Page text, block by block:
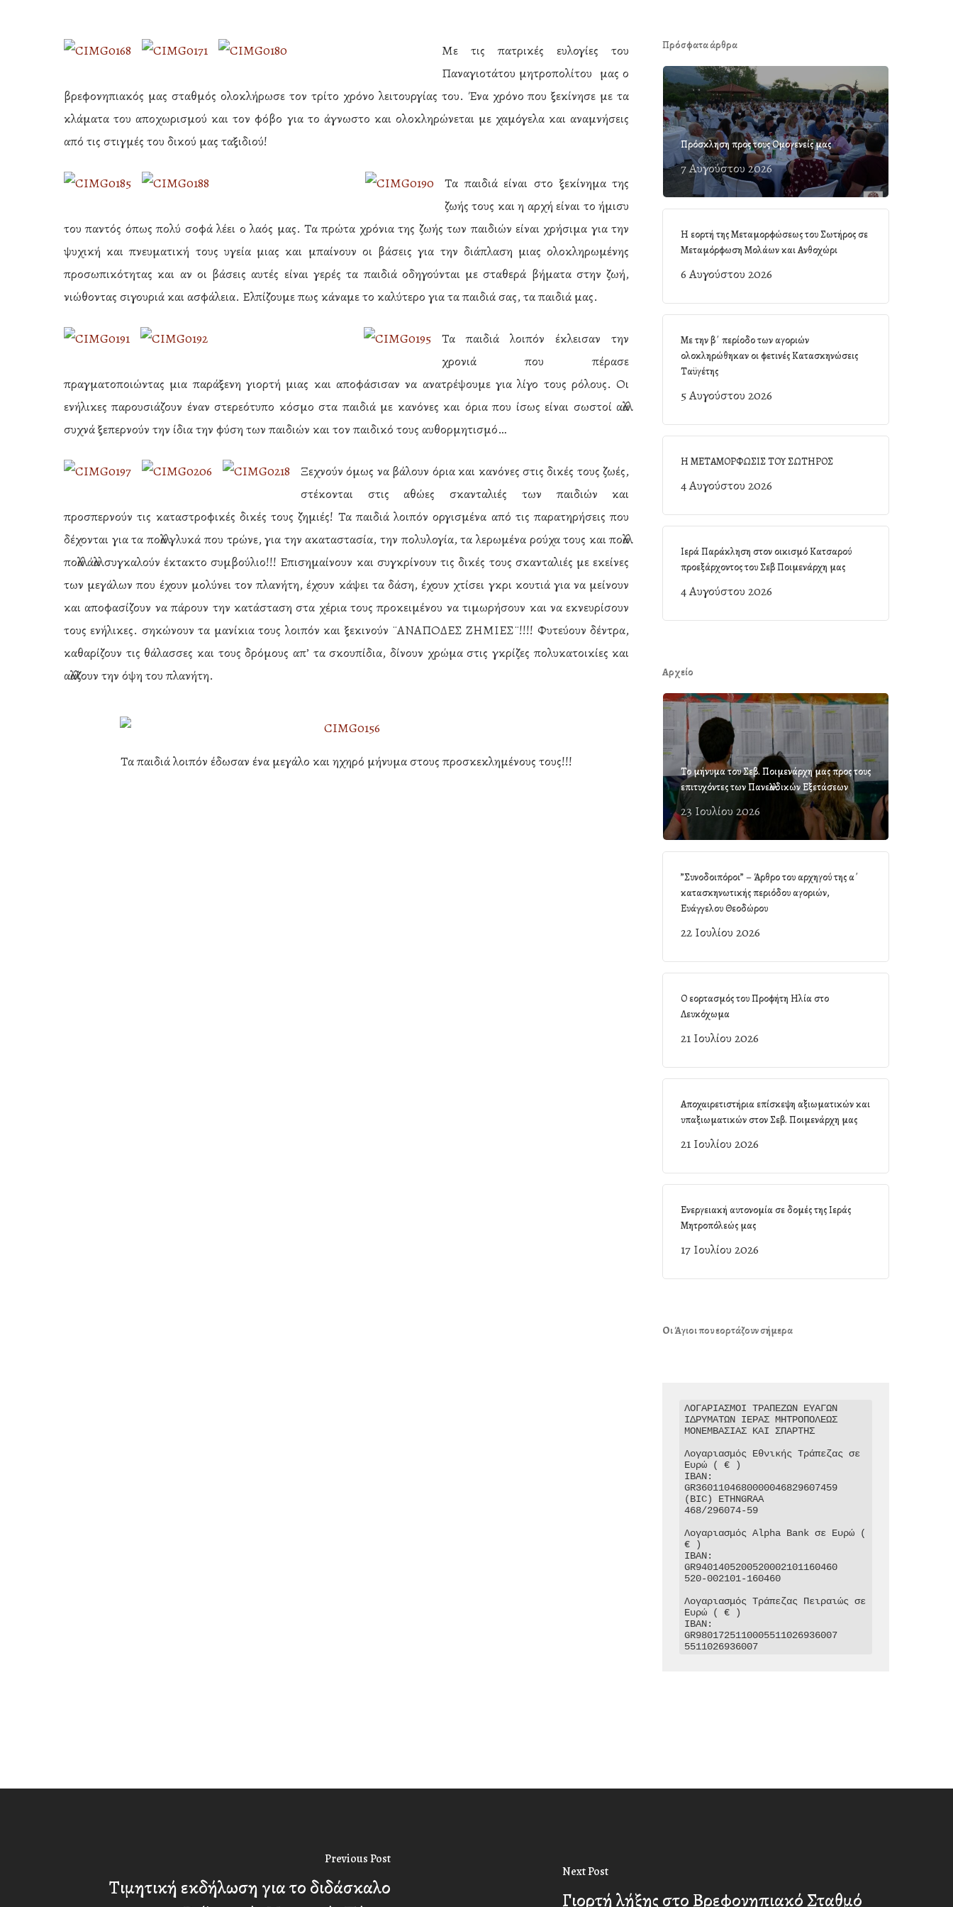
Hit enter to search or ESC to close
Με τις πατρικές ευλογίες του
Παναγιοτάτου μητροπολίτου μας ο
βρεφονηπιακός μας σταθμός ολοκλήρωσε τον τρίτο χρόνο λειτουργίας του. Ένα χρόνο που ξεκίνησε με τα
κλάματα του αποχωρισμού και τον φόβο για το άγνωστο και ολοκληρώνεται με χαμόγελα και αναμνήσεις
από τις στιγμές του δικού μας ταξιδιού!
Τα παιδιά είναι στο ξεκίνημα της
ζωής τους και η αρχή είναι το ήμισυ
του παντός όπως πολύ σοφά λέει ο λαός μας. Τα πρώτα χρόνια της ζωής των παιδιών είναι χρήσιμα για την
ψυχική και πνευματική τους υγεία μιας και μπαίνουν οι βάσεις για την διάπλαση μιας ολοκληρωμένης
προσωπικότητας και αν οι βάσεις αυτές είναι γερές τα παιδιά οδηγούνται με σταθερά βήματα στην ζωή,
νιώθοντας σιγουριά και ασφάλεια. Ελπίζουμε πως κάναμε το καλύτερο για τα παιδιά σας, τα παιδιά μας.
Τα παιδιά λοιπόν έκλεισαν την
χρονιά που πέρασε
πραγματοποιώντας μια παράξενη γιορτή μιας και αποφάσισαν να ανατρέψουμε για λίγο τους ρόλους. Οι
ενήλικες παρουσιάζουν έναν στερεότυπο κόσμο στα παιδιά με κανόνες και όρια που ίσως είναι σωστοί αλλά
συχνά ξεπερνούν την ίδια την φύση των παιδιών και τον παιδικό τους αυθορμητισμό…
Ξεχνούν όμως να βάλουν όρια και κανόνες στις δικές τους ζωές,
στέκονται στις αθώες σκανταλιές των παιδιών και
προσπερνούν τις καταστροφικές δικές τους ζημιές! Τα παιδιά λοιπόν οργισμένα από τις παρατηρήσεις που
δέχονται για τα πολλά γλυκά που τρώνε, για την ακαταστασία, την πολυλογία, τα λερωμένα ρούχα τους και πολλά
πολλά άλλα συγκαλούν έκτακτο συμβούλιο!!! Επισημαίνουν και συγκρίνουν τις δικές τους σκανταλιές με εκείνες
των μεγάλων που έχουν μολύνει τον πλανήτη, έχουν κάψει τα δάση, έχουν χτίσει γκρι κουτιά για να μείνουν
και αποφασίζουν να πάρουν την κατάσταση στα χέρια τους προκειμένου να τιμωρήσουν και να εκνευρίσουν
τους ενήλικες. σηκώνουν τα μανίκια τους λοιπόν και ξεκινούν ¨ΑΝΑΠΟΔΕΣ ΖΗΜΙΕΣ¨!!!! Φυτεύουν δέντρα,
καθαρίζουν τις θάλασσες και τους δρόμους απ’ τα σκουπίδια, δίνουν χρώμα στις γκρίζες πολυκατοικίες και
αλλάζουν την όψη του πλανήτη.
Τα παιδιά λοιπόν έδωσαν ένα μεγάλο και ηχηρό μήνυμα στους προσκεκλημένους τους!!!
Πρόσφατα άρθρα
Πρόσκληση προς τους Ομογενείς μας
7 Αυγούστου 2026
Η εορτή της Μεταμορφώσεως του Σωτήρος σε
Μεταμόρφωση Μολάων και Ανθοχώρι
6 Αυγούστου 2026
Με την β΄ περίοδο των αγοριών
ολοκληρώθηκαν οι φετινές Κατασκηνώσεις
Ταϋγέτης
5 Αυγούστου 2026
Η ΜΕΤΑΜΟΡΦΩΣΙΣ ΤΟΥ ΣΩΤΗΡΟΣ
4 Αυγούστου 2026
Ιερά Παράκληση στον οικισμό Κατσαρού
προεξάρχοντος του Σεβ Ποιμενάρχη μας
4 Αυγούστου 2026
Αρχείο
Το μήνυμα του Σεβ. Ποιμενάρχη μας προς τους
επιτυχόντες των Πανελλαδικών Εξετάσεων
23 Ιουλίου 2026
”Συνοδοιπόροι” – Άρθρο του αρχηγού της α΄
κατασκηνωτικής περιόδου αγοριών,
Ευάγγελου Θεοδώρου
22 Ιουλίου 2026
Ο εορτασμός του Προφήτη Ηλία στο
Λευκόχωμα
21 Ιουλίου 2026
Αποχαιρετιστήρια επίσκεψη αξιωματικών και
υπαξιωματικών στον Σεβ. Ποιμενάρχη μας
21 Ιουλίου 2026
Ενεργειακή αυτονομία σε δομές της Ιεράς
Μητροπόλεώς μας
17 Ιουλίου 2026
Οι Άγιοι που εορτάζουν σήμερα
ΛΟΓΑΡΙΑΣΜΟΙ ΤΡΑΠΕΖΩΝ ΕΥΑΓΩΝ
ΙΔΡΥΜΑΤΩΝ ΙΕΡΑΣ ΜΗΤΡΟΠΟΛΕΩΣ
ΜΟΝΕΜΒΑΣΙΑΣ ΚΑΙ ΣΠΑΡΤΗΣ
Λογαριασμός Εθνικής Τράπεζας σε
Ευρώ ( € )
IBAN:
GR3601104680000046829607459
(BIC) ETHNGRAA
468/296074-59
Λογαριασμός Alpha Bank σε Ευρώ (
€ )
IBAN:
GR9401405200520002101160460
520-002101-160460
Λογαριασμός Τράπεζας Πειραιώς σε
Ευρώ ( € )
IBAN:
GR9801725110005511026936007
5511026936007
Previous Post
Τιμητική εκδήλωση για το διδάσκαλο
Next Post
Γιορτή λήξης στο Βρεφονηπιακό Σταθμό